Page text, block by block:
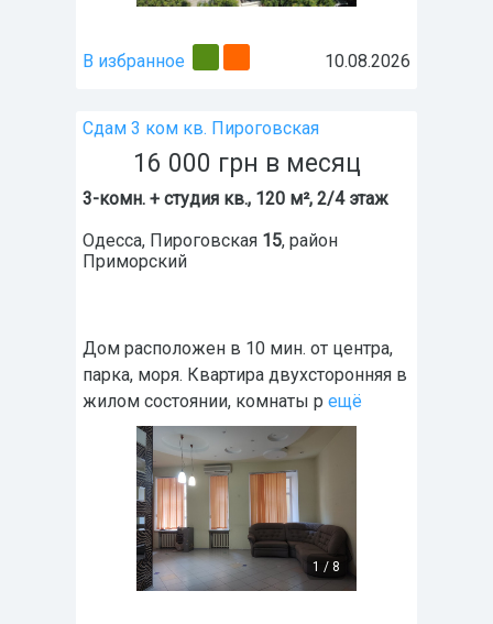
В избранное 10.08.2026
Сдам 3 ком кв. Пироговская
16 000 грн в месяц
3-комн. + студия кв., 120 м², 2/4 этаж
Одесса, Пироговская 15, район
Приморский
Дом расположен в 10 мин. от центра,
парка, моря. Квартира двухсторонняя в
жилом состоянии, комнаты р ещё
1 / 8